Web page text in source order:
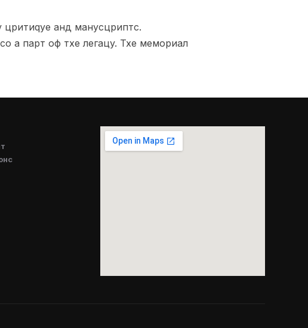
цритиqуе анд манусцриптс.
а парт оф тхе легацy. Тхе мемориал